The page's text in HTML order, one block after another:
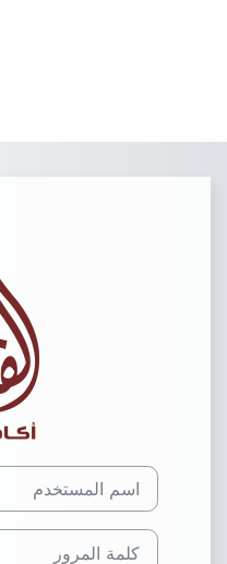
اسم المستخدم
كلمة المرور